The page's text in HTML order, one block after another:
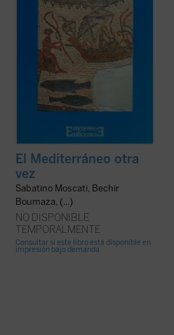
El Mediterráneo otra
vez
Sabatino Moscati, Bechir
Boumaza, (...)
NO DISPONIBLE
TEMPORALMENTE
Consultar si este libro está disponible en
impresión bajo demanda